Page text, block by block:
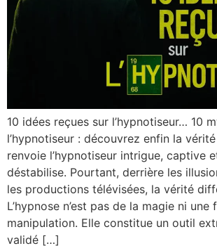
10 idées reçues sur l’hypnotiseur… 10
l’hypnotiseur : découvrez enfin la vérité
renvoie l’hypnotiseur intrigue, captive
déstabilise. Pourtant, derrière les
les productions télévisées, la vérité
L’hypnose n’est pas de la magie ni une
manipulation. Elle constitue un outil
validé […]